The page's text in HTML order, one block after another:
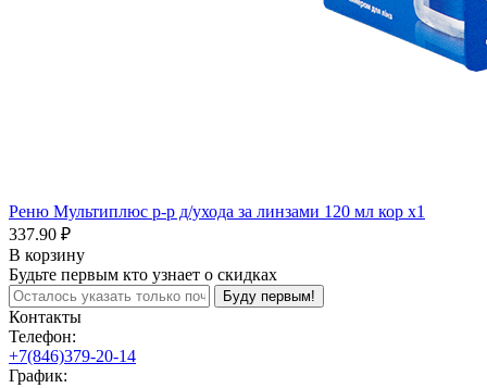
Реню Мультиплюс р-р д/ухода за линзами 120 мл кор x1
337.90 ₽
В корзину
Будьте первым кто узнает о скидках
Буду первым!
Контакты
Телефон:
+7(846)379-20-14
График: